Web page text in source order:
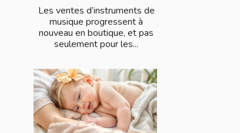
Les ventes d’instruments de
musique progressent à
nouveau en boutique, et pas
seulement pour les...